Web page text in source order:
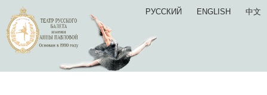
РУССКИЙ ENGLISH 中文